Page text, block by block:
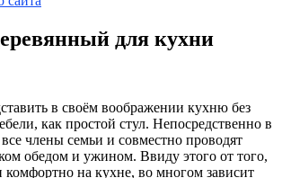
для кухни
в своём воображении кухню без
как простой стул. Непосредственно в
члены семьи и совместно проводят
обедом и ужином. Ввиду этого от того,
комфортно на кухне, во многом зависит